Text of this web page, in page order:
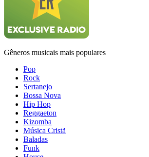
Gêneros musicais mais populares
Pop
Rock
Sertanejo
Bossa Nova
Hip Hop
Reggaeton
Kizomba
Música Cristã
Baladas
Funk